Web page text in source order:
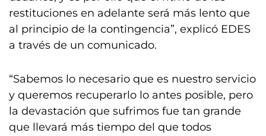
restituciones en adelante será más lento que
al principio de la contingencia”, explicó EDES
a través de un comunicado.
“Sabemos lo necesario que es nuestro servicio
y queremos recuperarlo lo antes posible, pero
la devastación que sufrimos fue tan grande
que llevará más tiempo del que todos